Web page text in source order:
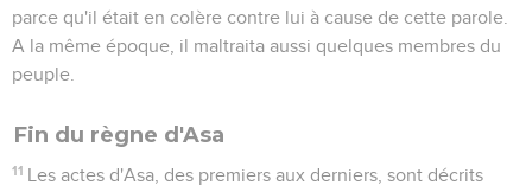
parce qu'il était en colère contre lui à cause de cette parole.
A la même époque, il maltraita aussi quelques membres du
peuple.
Fin du règne d'Asa
11 Les actes d'Asa, des premiers aux derniers, sont décrits